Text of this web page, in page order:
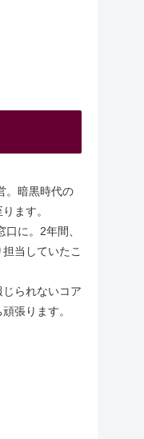
。暗黒時代の
ます。
に。2年間、
当していたこ
られないコア
張ります。